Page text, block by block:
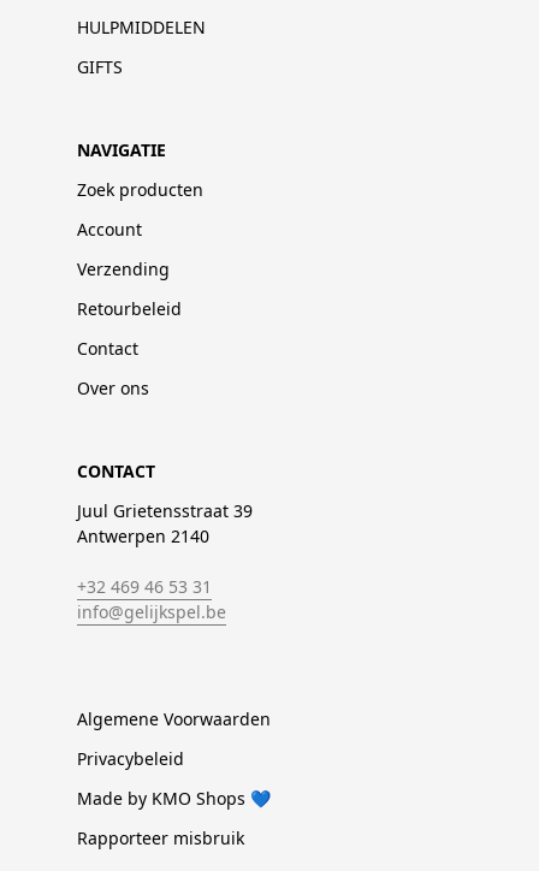
HULPMIDDELEN
GIFTS
NAVIGATIE
Zoek producten
Account
Verzending
Retourbeleid
Contact
Over ons
CONTACT
Juul Grietensstraat 39
Antwerpen 2140
+32 469 46 53 31
info@gelijkspel.be
Algemene Voorwaarden
Privacybeleid
Made by KMO Shops 💙
Rapporteer misbruik